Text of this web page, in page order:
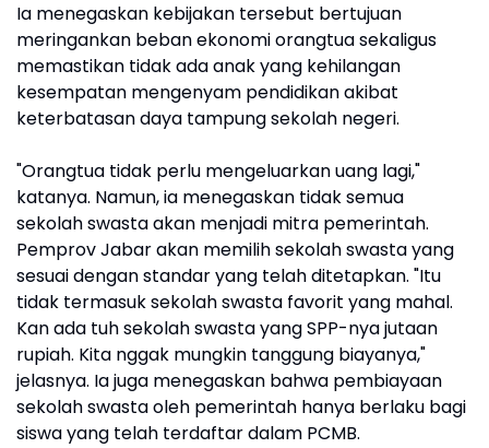
Ia menegaskan kebijakan tersebut bertujuan
meringankan beban ekonomi orangtua sekaligus
memastikan tidak ada anak yang kehilangan
kesempatan mengenyam pendidikan akibat
keterbatasan daya tampung sekolah negeri.
"Orangtua tidak perlu mengeluarkan uang lagi,"
katanya. Namun, ia menegaskan tidak semua
sekolah swasta akan menjadi mitra pemerintah.
Pemprov Jabar akan memilih sekolah swasta yang
sesuai dengan standar yang telah ditetapkan. "Itu
tidak termasuk sekolah swasta favorit yang mahal.
Kan ada tuh sekolah swasta yang SPP-nya jutaan
rupiah. Kita nggak mungkin tanggung biayanya,"
jelasnya. Ia juga menegaskan bahwa pembiayaan
sekolah swasta oleh pemerintah hanya berlaku bagi
siswa yang telah terdaftar dalam PCMB.